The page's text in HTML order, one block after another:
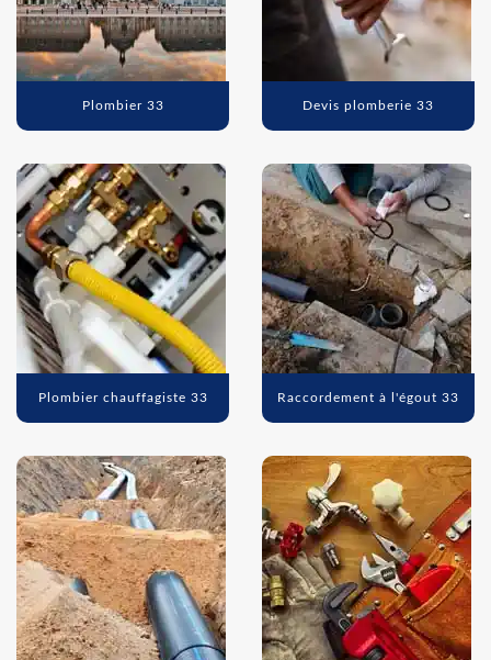
Plombier 33 Devis plomberie 33
Plombier chauffagiste 33 Raccordement à l'égout 33